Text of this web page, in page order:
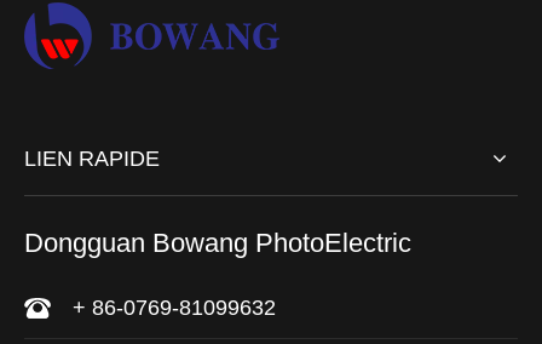
LIEN RAPIDE
Dongguan Bowang PhotoElectric
+ 86-0769-81099632